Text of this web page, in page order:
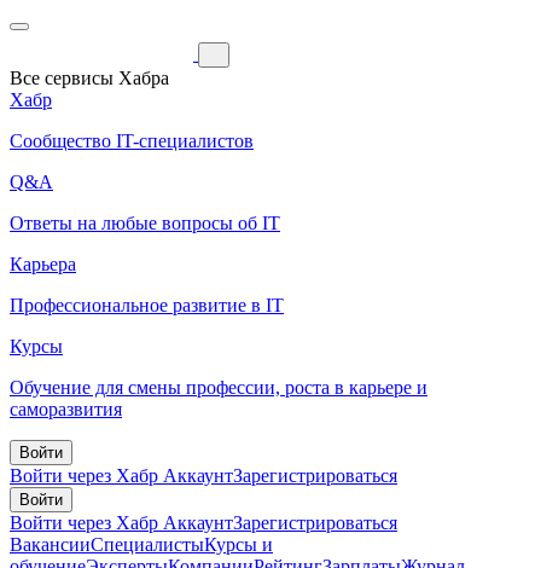
Все сервисы Хабра
Хабр
Сообщество IT-специалистов
Q&A
Ответы на любые вопросы об IT
Карьера
Профессиональное развитие в IT
Курсы
Обучение для смены профессии, роста в карьере и
саморазвития
Войти
Войти через Хабр АккаунтЗарегистрироваться
Войти
Войти через Хабр АккаунтЗарегистрироваться
ВакансииСпециалистыКурсы и